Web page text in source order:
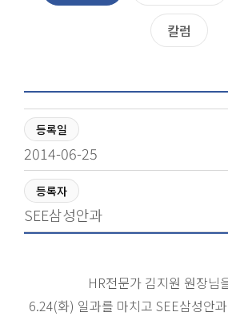
칼럼
등록일
2014-06-25
등록자
SEE삼성안과
HR전문가 김지원 원장님
6.24(화) 일과를 마치고 SEE삼성안